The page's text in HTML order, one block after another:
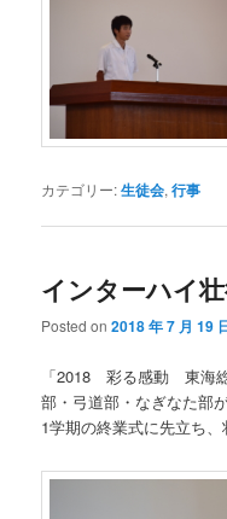
カテゴリー:生徒会,行事
インターハイ
Posted on2018 年 7 月 19
「2018 彩る感動 東海
部・弓道部・なぎなた部
1学期の終業式に先立ち、